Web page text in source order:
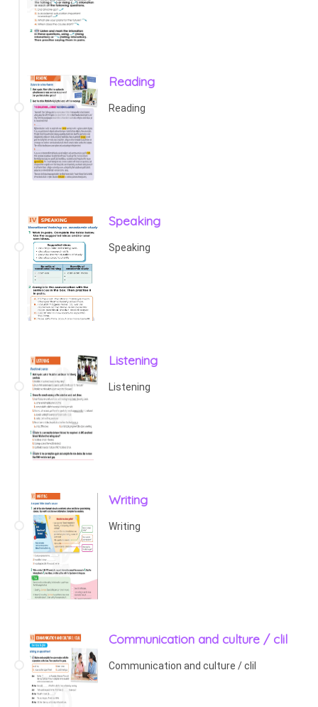
Reading
Reading
Speaking
Speaking
Listening
Listening
Writing
Writing
Communication and culture / clil
Communication and culture / clil